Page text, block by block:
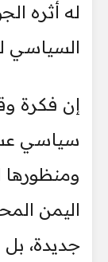
له أثره
السياسي
إن فكرة
سياسي
اليمن
جديدة،